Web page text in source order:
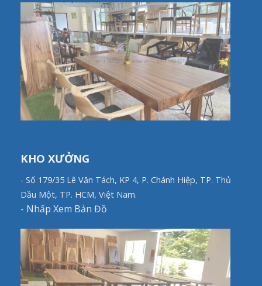
KHO XƯỞNG
- Số 179/35 Lê Văn Tách, KP 4, P. Chánh Hiệp, TP. Thủ
Dầu Một, TP. HCM, Việt Nam.
- Nhấp Xem Bản Đồ